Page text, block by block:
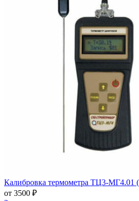
Калибровка термометра ТЦ3-МГ4.01
от 3500 ₽